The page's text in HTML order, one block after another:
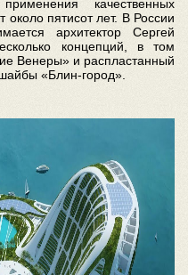
качественных
около пятисот лет. В России
архитектор Сергей
концепций, в том
Венеры» и распластанный
«Блин-город».